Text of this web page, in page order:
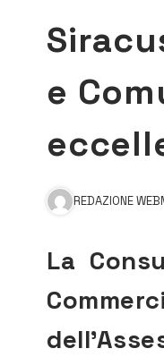
e
REDAZIONE
La